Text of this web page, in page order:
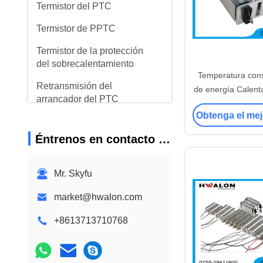
Termistor del PTC
Termistor de PPTC
Termistor de la protección
del sobrecalentamiento
Retransmisión del
arrancador del PTC
Éntrenos en contacto con
Mr. Skyfu
market@hwalon.com
+8613713710768
Temperatura
de energía
Termostático
Calentador de
incubadora de
Obtenga el